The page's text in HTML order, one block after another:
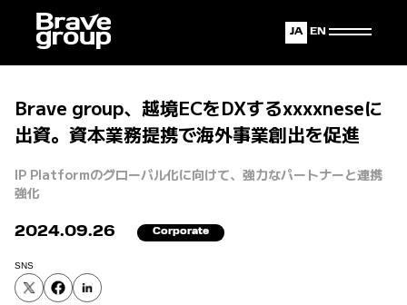
English
Japanese
Brave group、越境ECをDXするxxxxneseに
出資。資本業務提携で海外事業創出を促進
IP Platformのグローバル化に向けて、強力なパートナーと連携
強化
2024.09.26 Corporate
SNS